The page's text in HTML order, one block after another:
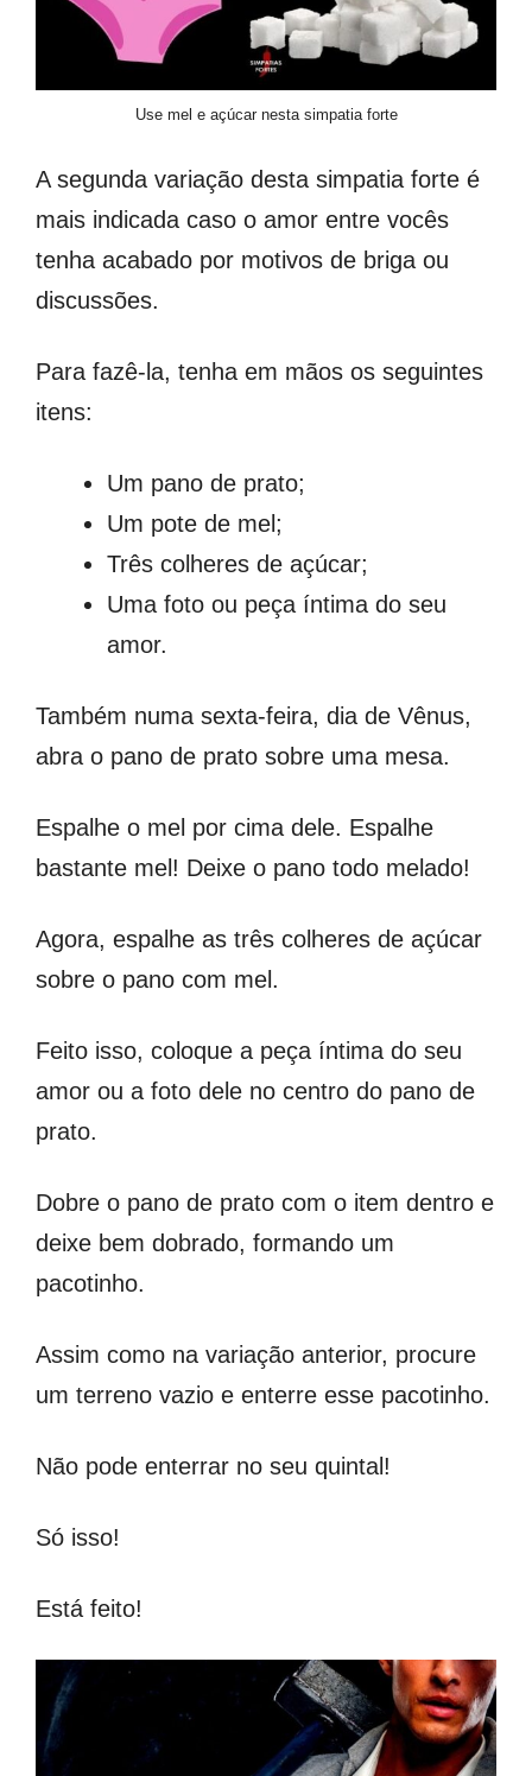
Use mel e açúcar nesta simpatia forte
A segunda variação desta simpatia forte é
mais indicada caso o amor entre vocês
tenha acabado por motivos de briga ou
discussões.
Para fazê-la, tenha em mãos os seguintes
itens:
Um pano de prato;
Um pote de mel;
Três colheres de açúcar;
Uma foto ou peça íntima do seu
amor.
Também numa sexta-feira, dia de Vênus,
abra o pano de prato sobre uma mesa.
Espalhe o mel por cima dele. Espalhe
bastante mel! Deixe o pano todo melado!
Agora, espalhe as três colheres de açúcar
sobre o pano com mel.
Feito isso, coloque a peça íntima do seu
amor ou a foto dele no centro do pano de
prato.
Dobre o pano de prato com o item dentro e
deixe bem dobrado, formando um
pacotinho.
Assim como na variação anterior, procure
um terreno vazio e enterre esse pacotinho.
Não pode enterrar no seu quintal!
Só isso!
Está feito!